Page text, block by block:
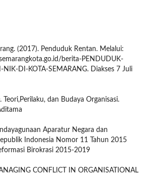
(2017). Penduduk Rentan. Melalui:
berita-PENDUDUK-
NIK-DI-KOTA-SEMARANG. Diakses 7 Juli
Teori,Perilaku, dan Budaya Organisasi.
Aparatur Negara dan
Indonesia Nomor 11 Tahun 2015
Birokrasi 2015-2019
CONFLICT IN ORGANISATIONAL